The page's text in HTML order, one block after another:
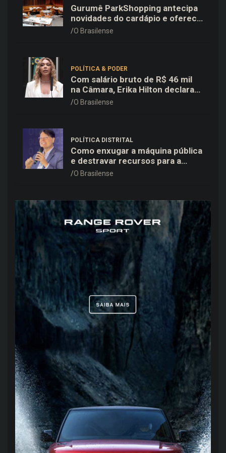
Gurumê ParkShopping antecipa
novidades do cardápio e oferece
25% de desconto no delivery
O Brasilense
POLÍTICA & PODER
Com salário bruto de R$ 46 mil
na Câmara, Erika Hilton declara
patrimônio de R$ 15,9 mil ao TSE
O Brasilense
POLÍTICA DISTRITAL
Como enxugar a máquina pública
e destravar recursos para a
saúde e educação no DF
O Brasilense